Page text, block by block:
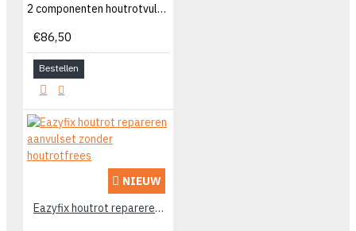
2 componenten houtrotvuller
€86,50
Bestellen
NIEUW
Eazyfix houtrot repareren aanvulset zonder houtrotfrees